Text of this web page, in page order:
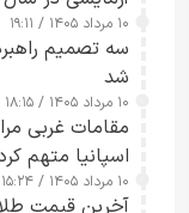
۱۰ مرداد ۱۴۰۵ / ۱۹:۱۱
سه تصمیم
شد
۱۰ مرداد ۱۴۰۵ / ۱۸:۱۵
مقامات غربی
اسپانیا متهم
۱۰ مرداد ۱۴۰۵ / ۱۵:۲۴